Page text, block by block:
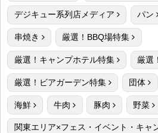
デジキュー系列店メディア パン
串焼き 厳選！BBQ場特集
厳選！キャンプホテル特集 厳選
厳選！ビアガーデン特集 団体
海鮮 牛肉 豚肉 野菜
関東エリア×フェス・イベント・キャ